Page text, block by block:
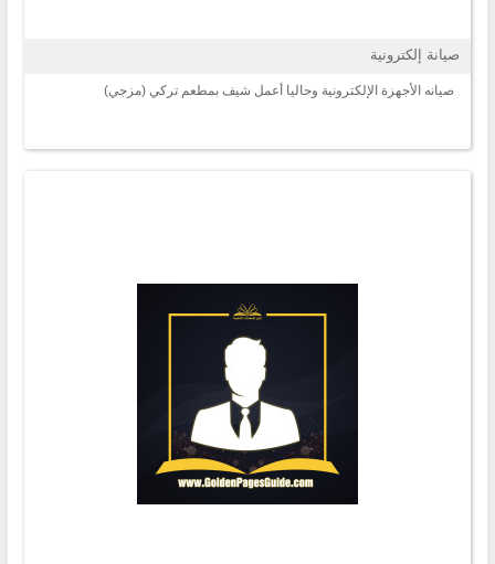
صيانة إلكترونية
صيانه الأجهزة الإلكترونية وحاليا أعمل شيف بمطعم تركي (مزجي)